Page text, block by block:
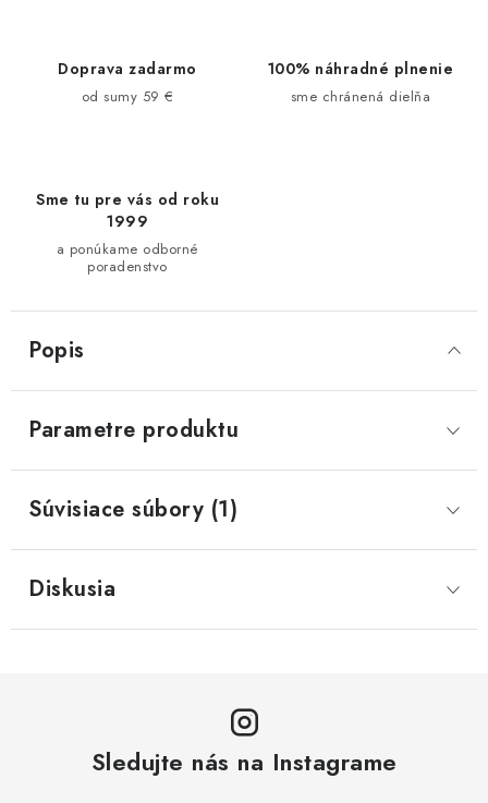
Doprava zadarmo
od sumy 59 €
100% náhradné plnenie
sme chránená dielňa
Sme tu pre vás od roku
1999
a ponúkame odborné
poradenstvo
Popis
Parametre produktu
Súvisiace súbory (1)
Diskusia
Sledujte nás na Instagrame